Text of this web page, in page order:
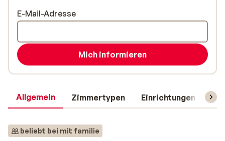
Allgemein Zimmertypen Einrichtungen
beliebt bei mit familie
E-Mail-Adresse
Mich informieren